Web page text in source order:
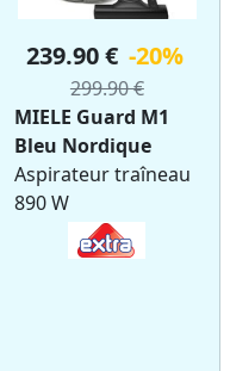
239.90 € -20%
299.90 €
MIELE Guard M1
Bleu Nordique
Aspirateur traîneau
890 W